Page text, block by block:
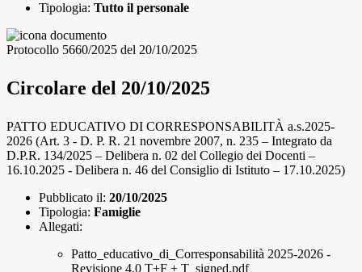
Tipologia: Tutto il personale
Protocollo 5660/2025 del 20/10/2025
Circolare del 20/10/2025
PATTO EDUCATIVO DI CORRESPONSABILITÀ a.s.2025-
2026 (Art. 3 - D. P. R. 21 novembre 2007, n. 235 – Integrato da
D.P.R. 134/2025 – Delibera n. 02 del Collegio dei Docenti –
16.10.2025 - Delibera n. 46 del Consiglio di Istituto – 17.10.2025)
Pubblicato il: 20/10/2025
Tipologia: Famiglie
Allegati:
Patto_educativo_di_Corresponsabilità 2025-2026 -
Revisione 4.0 T+F + T_signed.pdf